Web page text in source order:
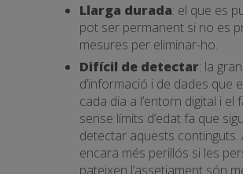
Llarga durada: el que es
pot ser permanent si no es
mesures per eliminar-ho.
Difícil de detectar: la
d’informació i de dades que
cada dia a l’entorn digital i el
sense límits d’edat fa que
detectar aquests continguts.
encara més perillós si les
pateixen l’assetjament són